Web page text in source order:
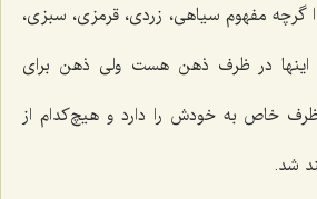
گرچه مفهوم سیاهی، زردی، قرمزی، سبزی،
اینها در ظرف ذهن هست ولی ذهن برای
ظرف خاص به خودش را دارد و هیچ‌کدام از
شد.